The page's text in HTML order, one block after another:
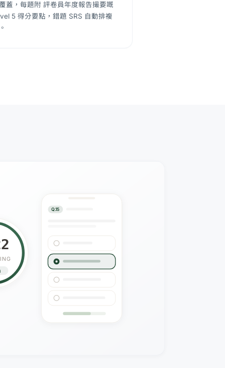
蓋，每題附 評卷員年度報告撮要嘅
5 得分要點，錯題 SRS 自動排複
Q.15